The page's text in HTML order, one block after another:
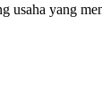
usaha yang